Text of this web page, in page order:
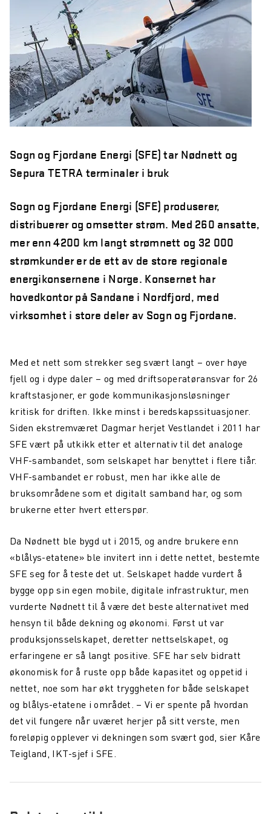
Northcom skal levere kommersielle radio- og 5G-
systemer til Forsvaret
Sepura SCL3 – håndterminal for virksomhetskritisk
kommunikasjon
Northcom News #7
INVISIO Link™ – trådløs intercom for maksimal mobilitet
og bedre hørselvern
Rogaland Røde Kors velger Northcoms innsatsledekit
Kristiansand Brann og Redning satser på sikkerhet, INVISIO
rulles ut til både heltids- og deltidsstasjoner.
TETRA i et 10-årsperspektiv – hva skjer fremover?
Northcom News #6
Aars investerer i Northcom
Northcom News #5
Northcom vant ny rammeavtale med HDO
Northcom vant rammeavtale med NKS110
Northcom deltar på DALO Industry Days 2024
Avinor og Oslo Lufthavn: Sikrer God Hørsel og
Kommunikasjon i Støyfylte Miljøer
Northcom inngår partnerskap med Peplink og Starlink
Maritim konnektivitet: overvinne dekningsutfordringer
Northcom og Nokia går sammen for å levere kritiske
kommunikasjonsnettverk
Northcom News #4
En datadrevet digital maritim revolusjon
Northcom deltar på OTD Energy 2023 i Stavanger
Northcom vil sikre kommunikasjonsløsningen innenfor
Bli kjent med vår sommeransatt Martin
Sogn og Fjordane Energi (SFE) tar Nødnett og
Sepura TETRA terminaler i bruk
Sogn og Fjordane Energi (SFE) produserer,
distribuerer og omsetter strøm. Med 260 ansatte,
mer enn 4200 km langt strømnett og 32 000
strømkunder er de ett av de store regionale
energikonsernene i Norge. Konsernet har
hovedkontor på Sandane i Nordfjord, med
virksomhet i store deler av Sogn og Fjordane.
Med et nett som strekker seg svært langt – over høye
fjell og i dype daler – og med driftsoperatøransvar for 26
kraftstasjoner, er gode kommunikasjonsløsninger
kritisk for driften. Ikke minst i beredskapssituasjoner.
Siden ekstremværet Dagmar herjet Vestlandet i 2011 har
SFE vært på utkikk etter et alternativ til det analoge
VHF-sambandet, som selskapet har benyttet i flere tiår.
VHF-sambandet er robust, men har ikke alle de
bruksområdene som et digitalt samband har, og som
brukerne etter hvert etterspør.
Da Nødnett ble bygd ut i 2015, og andre brukere enn
«blålys-etatene» ble invitert inn i dette nettet, bestemte
SFE seg for å teste det ut. Selskapet hadde vurdert å
bygge opp sin egen mobile, digitale infrastruktur, men
vurderte Nødnett til å være det beste alternativet med
hensyn til både dekning og økonomi. Først ut var
produksjonsselskapet, deretter nettselskapet, og
erfaringene er så langt positive. SFE har selv bidratt
økonomisk for å ruste opp både kapasitet og oppetid i
nettet, noe som har økt tryggheten for både selskapet
og blålys-etatene i området. – Vi er spente på hvordan
det vil fungere når uværet herjer på sitt verste, men
foreløpig opplever vi dekningen som svært god, sier Kåre
Teigland, IKT-sjef i SFE.